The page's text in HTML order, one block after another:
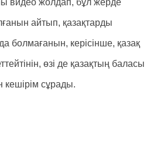
видео жолдап, бұл жерде
айтып, қазақтарды
болмағанын, керісінше, қазақ
өзі де қазақтың баласы
кешірім сұрады.